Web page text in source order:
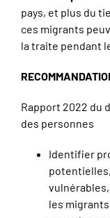
pays, et plus du
ces migrants
la traite pendant
Rapport 2022 du
des personnes
Identifier
les